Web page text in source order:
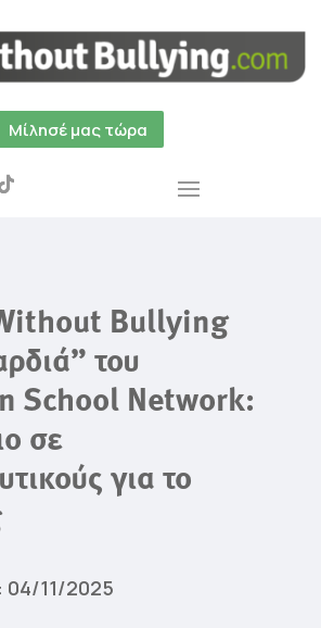
Μίλησέ μας τώρα
Bullying
του
School Network:
σε
για το
04/11/2025